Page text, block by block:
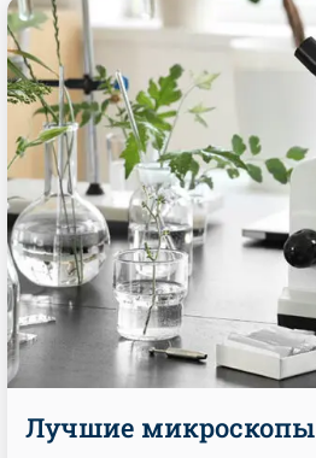
Лучшие микроскопы